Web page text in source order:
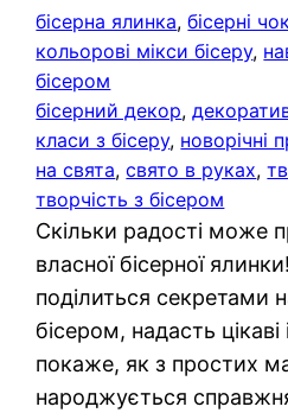
бісерна ялинка, бісерні
кольорові мікси бісеру,
бісером
бісерний декор,
класи з бісеру, новорічні
на свята, свято в руках,
творчість з бісером
Скільки радості може
власної бісерної
поділиться секретами
бісером, надасть цікаві
покаже, як з простих
народжується